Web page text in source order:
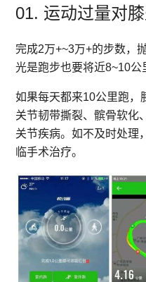
01. 运动过量对膝
完成2万+~3万+的步数，
光是跑步也要将近8~10公
如果每天都来10公里跑，
关节韧带撕裂、髌骨软化
关节疾病。如不及时处理
临手术治疗。